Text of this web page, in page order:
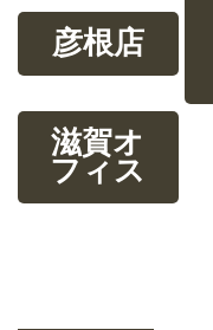
彦根店
滋賀オ
フィス